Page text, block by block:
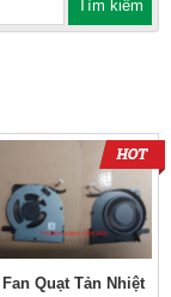
Fan Quạt Tản Nhiệt